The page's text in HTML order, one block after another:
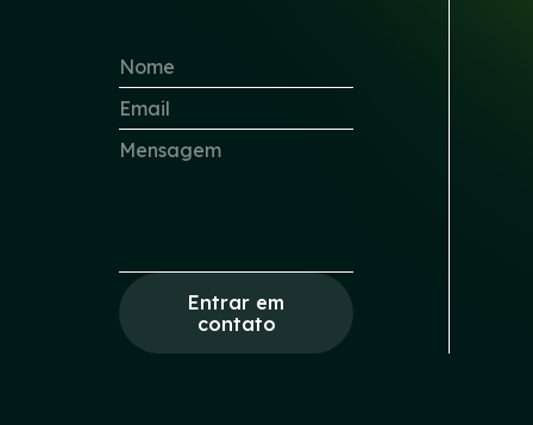
Entrar em
contato